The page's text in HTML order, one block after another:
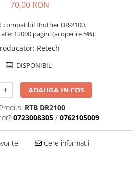
70,00 RON
Brother DR-2100.
12000 pagini (acoperire 5%).
: Retech
DISPONIBIL
ADAUGA IN COS
RTB DR2100
0723008305 / 0762105009
Cere informatii